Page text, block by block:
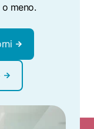
meno.